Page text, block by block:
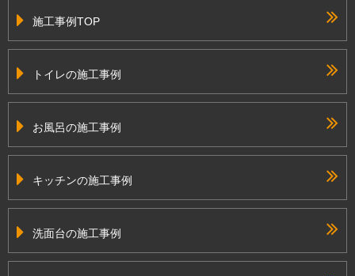
施工事例TOP
トイレの施工事例
お風呂の施工事例
キッチンの施工事例
洗面台の施工事例